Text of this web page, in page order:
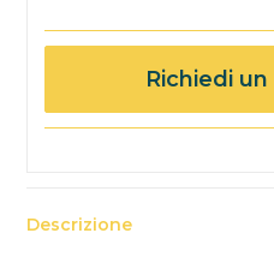
Richiedi
Descrizione